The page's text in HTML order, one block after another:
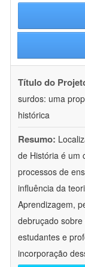
Título do
surdos: uma
histórica
Resumo:
de História é um
processos de
influência da
Aprendizagem,
debruçado
estudantes e
incorporação